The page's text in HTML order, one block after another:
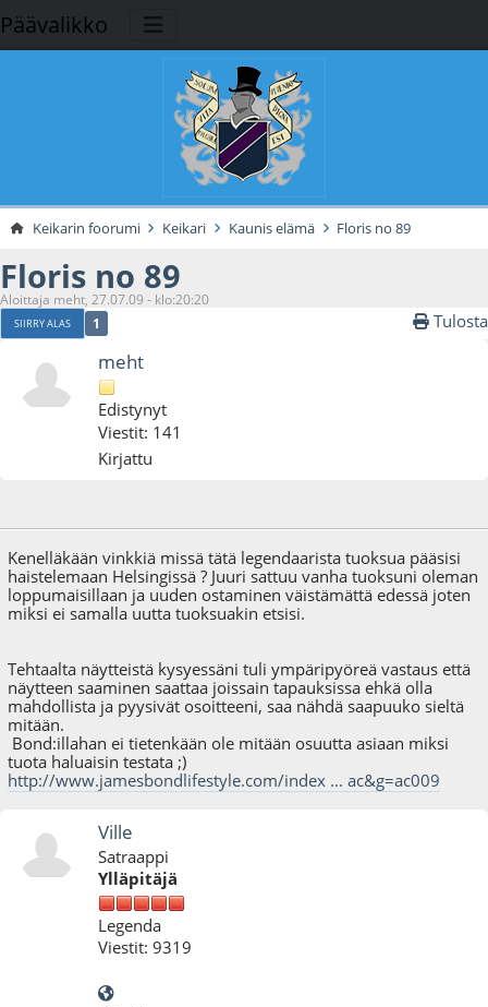
Päävalikko
Keikarin foorumi Keikari Kaunis elämä Floris no 89
Floris no 89
Aloittaja meht, 27.07.09 - klo:20:20
SIIRRY ALAS 1 Tulosta
meht
Edistynyt
Viestit: 141
Kirjattu
Kenelläkään vinkkiä missä tätä legendaarista tuoksua pääsisi
haistelemaan Helsingissä ? Juuri sattuu vanha tuoksuni oleman
loppumaisillaan ja uuden ostaminen väistämättä edessä joten
miksi ei samalla uutta tuoksuakin etsisi.
Tehtaalta näytteistä kysyessäni tuli ympäripyöreä vastaus että
näytteen saaminen saattaa joissain tapauksissa ehkä olla
mahdollista ja pyysivät osoitteeni, saa nähdä saapuuko sieltä
mitään.
Bond:illahan ei tietenkään ole mitään osuutta asiaan miksi
tuota haluaisin testata ;)
http://www.jamesbondlifestyle.com/index ... ac&g=ac009
Ville
Satraappi
Ylläpitäjä
Legenda
Viestit: 9319